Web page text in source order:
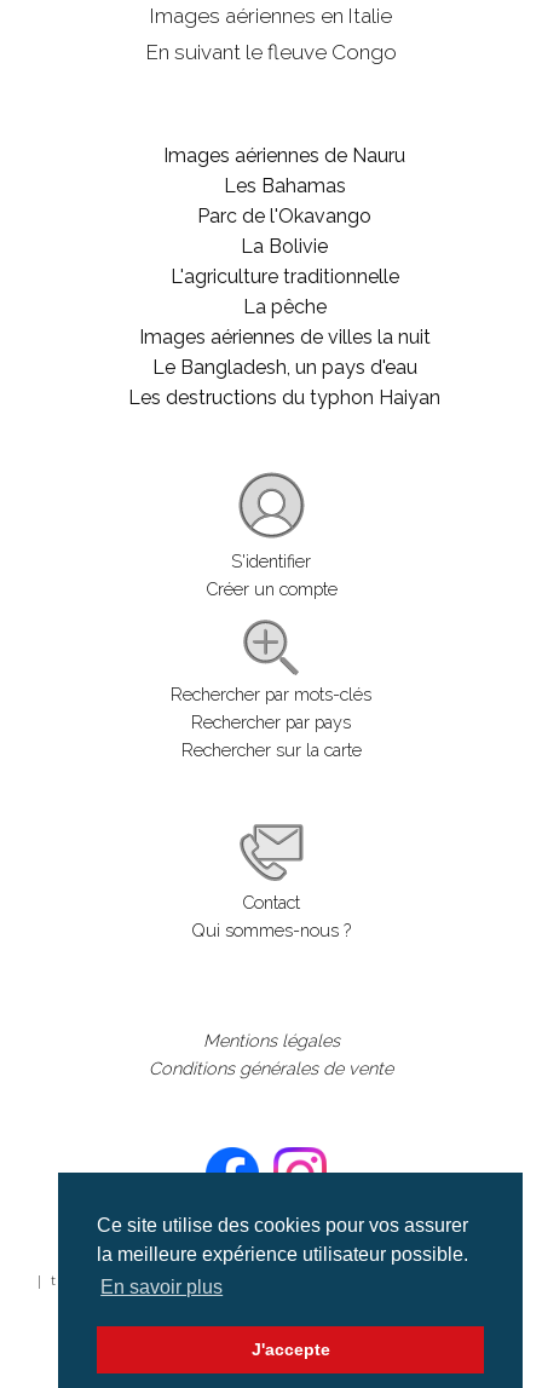
Ce site utilise des cookies pour vos assurer
la meilleure expérience utilisateur possible.
En savoir plus
J'accepte
Images aériennes en Italie
En suivant le fleuve Congo
Images aériennes de Nauru
Les Bahamas
Parc de l'Okavango
La Bolivie
L'agriculture traditionnelle
La pêche
Images aériennes de villes la nuit
Le Bangladesh, un pays d'eau
Les destructions du typhon Haiyan
S'identifier
Créer un compte
Rechercher par mots-clés
Rechercher par pays
Rechercher sur la carte
Contact
Qui sommes-nous ?
Mentions légales
Conditions générales de vente
©aerialcollection marque déposée 2024
| tous droits réservés | aerialcollection.fr banque d'images
aériennes et documentaires video et cinéma |